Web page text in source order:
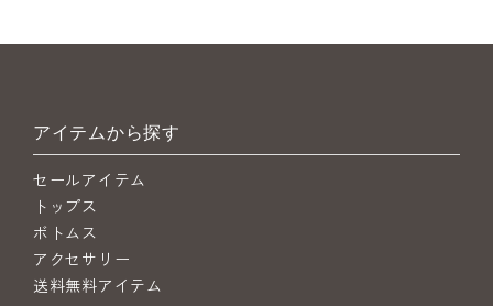
アイテムから探す
セールアイテム
トップス
ボトムス
アクセサリー
送料無料アイテム